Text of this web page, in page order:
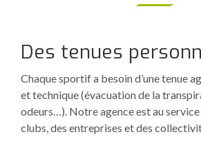
Des tenues
Chaque sportif a besoin d’une tenue
et technique (évacuation de la
odeurs…). Notre agence est au service
clubs, des entreprises et des